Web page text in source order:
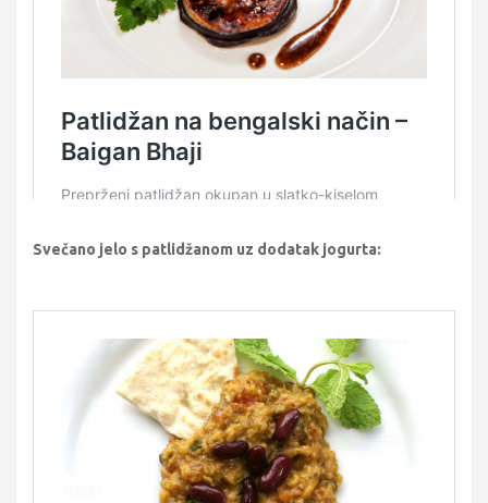
Svečano jelo s patlidžanom uz dodatak jogurta: